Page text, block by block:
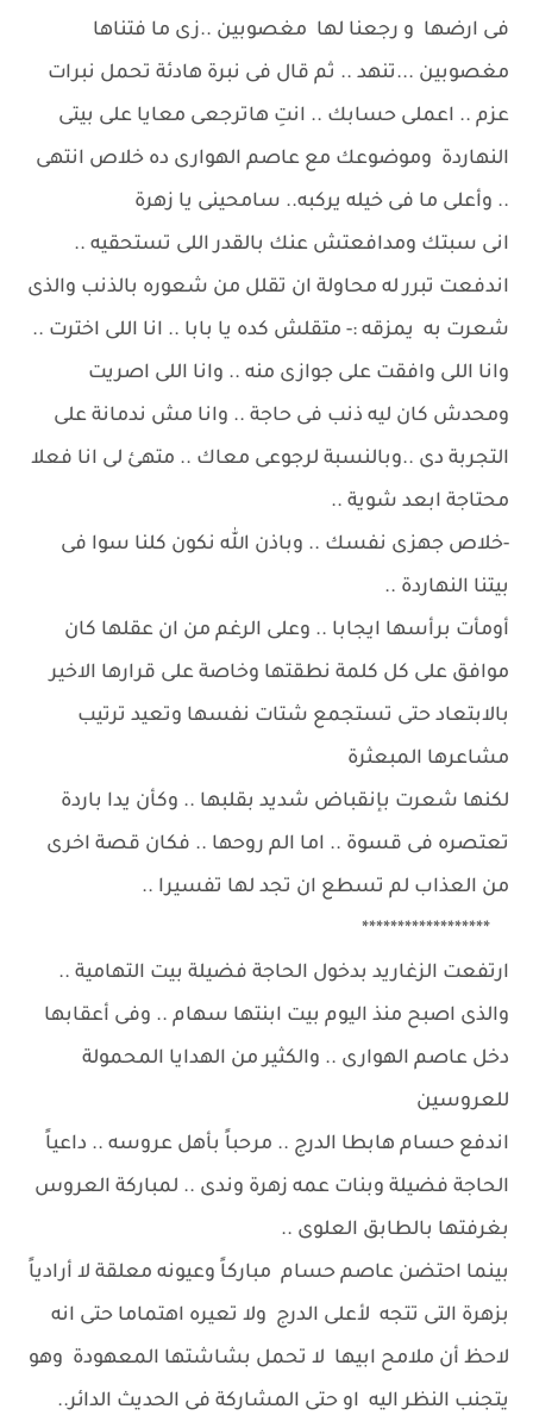
فى ارضها و رجعنا لها مغصوبين ..زى ما فتناها
مغصوبين ...تنهد .. ثم قال فى نبرة هادئة تحمل نبرات
عزم .. اعملى حسابك .. انتِ هاترجعى معايا على بيتى
النهاردة وموضوعك مع عاصم الهوارى ده خلاص انتهى
.. وأعلى ما فى خيله يركبه.. سامحينى يا زهرة
انى سبتك ومدافعتش عنك بالقدر اللى تستحقيه ..
اندفعت تبرر له محاولة ان تقلل من شعوره بالذنب والذى
شعرت به يمزقه :- متقلش كده يا بابا .. انا اللى اخترت ..
وانا اللى وافقت على جوازى منه .. وانا اللى اصريت
ومحدش كان ليه ذنب فى حاجة .. وانا مش ندمانة على
التجربة دى ..وبالنسبة لرجوعى معاك .. متهئ لى انا فعلا
محتاجة ابعد شوية ..
-خلاص جهزى نفسك .. وباذن الله نكون كلنا سوا فى
بيتنا النهاردة ..
أومأت برأسها ايجابا .. وعلى الرغم من ان عقلها كان
موافق على كل كلمة نطقتها وخاصة على قرارها الاخير
بالابتعاد حتى تستجمع شتات نفسها وتعيد ترتيب
مشاعرها المبعثرة
لكنها شعرت بإنقباض شديد بقلبها .. وكأن يدا باردة
تعتصره فى قسوة .. اما الم روحها .. فكان قصة اخرى
من العذاب لم تسطع ان تجد لها تفسيرا ..
******************
ارتفعت الزغاريد بدخول الحاجة فضيلة بيت التهامية ..
والذى اصبح منذ اليوم بيت ابنتها سهام .. وفى أعقابها
دخل عاصم الهوارى .. والكثير من الهدايا المحمولة
للعروسين
اندفع حسام هابطا الدرج .. مرحباً بأهل عروسه .. داعياً
الحاجة فضيلة وبنات عمه زهرة وندى .. لمباركة العروس
بغرفتها بالطابق العلوى ..
بينما احتضن عاصم حسام مباركاً وعيونه معلقة لا أرادياً
بزهرة التى تتجه لأعلى الدرج ولا تعيره اهتماما حتى انه
لاحظ أن ملامح ابيها لا تحمل بشاشتها المعهودة وهو
يتجنب النظر اليه او حتى المشاركة فى الحديث الدائر..